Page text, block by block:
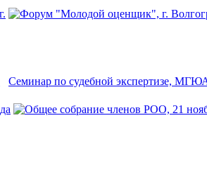
Семинар по судебной экспертизе,